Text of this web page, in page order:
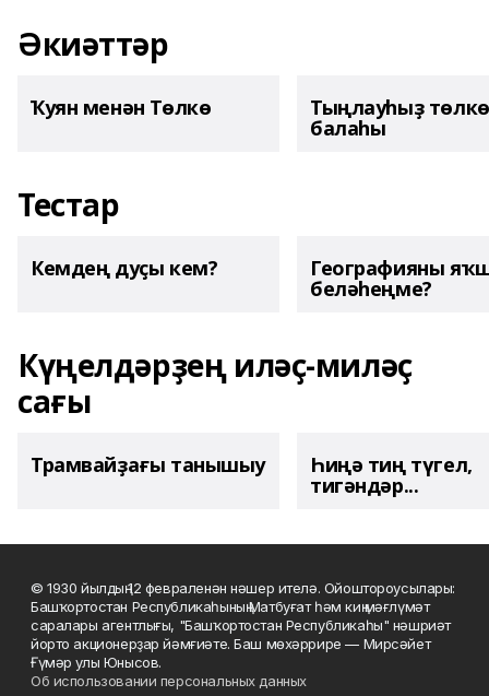
Әкиәттәр
Ҡуян менән Төлкө Тыңлауһыҙ төлкө
балаһы
Тестар
Кемдең дуҫы кем? Географияны
беләһеңме?
Күңелдәрҙең иләҫ-миләҫ
сағы
Трамвайҙағы танышыу Һиңә тиң түгел,
тигәндәр...
© 1930 йылдың 12 февраленән нәшер ителә. Ойоштороусылары:
Башҡортостан Республикаһының Матбуғат һәм киң мәғлүмәт
саралары агентлығы, "Башҡортостан Республикаһы" нәшриәт
йорто акционерҙар йәмғиәте. Баш мөхәррире — Мирсәйет
Ғүмәр улы Юнысов.
Об использовании персональных данных